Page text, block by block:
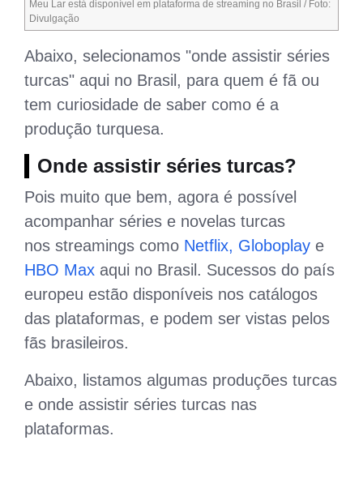
Meu Lar está disponível em plataforma de streaming no Brasil / Foto:
Divulgação
Abaixo, selecionamos "onde assistir séries
turcas" aqui no Brasil, para quem é fã ou
tem curiosidade de saber como é a
produção turquesa.
Onde assistir séries turcas?
Pois muito que bem, agora é possível
acompanhar séries e novelas turcas
nos streamings como Netflix, Globoplay e
HBO Max aqui no Brasil. Sucessos do país
europeu estão disponíveis nos catálogos
das plataformas, e podem ser vistas pelos
fãs brasileiros.
Abaixo, listamos algumas produções turcas
e onde assistir séries turcas nas
plataformas.